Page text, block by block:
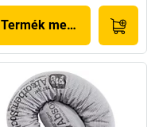
Termék megjelenítése